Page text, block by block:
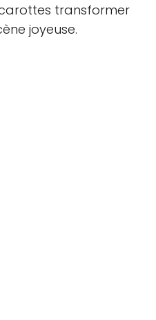
transformer
joyeuse.